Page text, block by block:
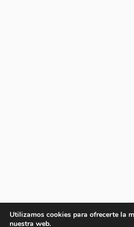
Utilizamos cookies para ofrecerte la
nuestra web.